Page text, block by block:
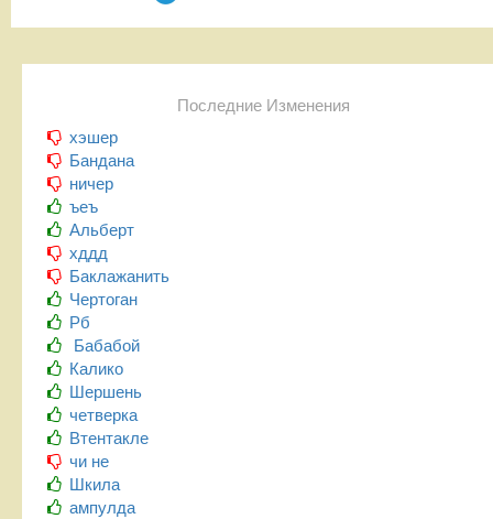
Последние Изменения
хэшер
Бандана
ничер
ъеъ
Альберт
хддд
Баклажанить
Чертоган
Рб
Бабабой
Калико
Шершень
четверка
Втентакле
чи не
Шкила
ампулда